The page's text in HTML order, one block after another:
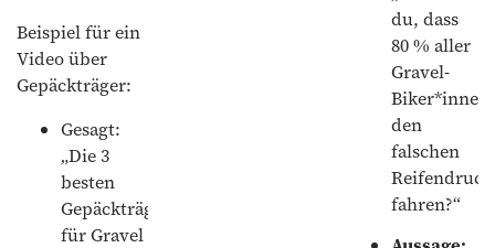
Beispiel für ein
Video über
Gepäckträger:
Gesagt:
„Die 3
besten
Gepäckträger
für Gravel
du, dass
80 % aller
Gravel-
Biker*innen
den
falschen
Reifendruck
fahren?“